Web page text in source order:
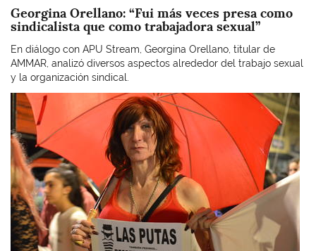
Georgina Orellano: “Fui más veces presa como
sindicalista que como trabajadora sexual”
En diálogo con APU Stream, Georgina Orellano, titular de
AMMAR, analizó diversos aspectos alrededor del trabajo sexual
y la organización sindical.
Imagen